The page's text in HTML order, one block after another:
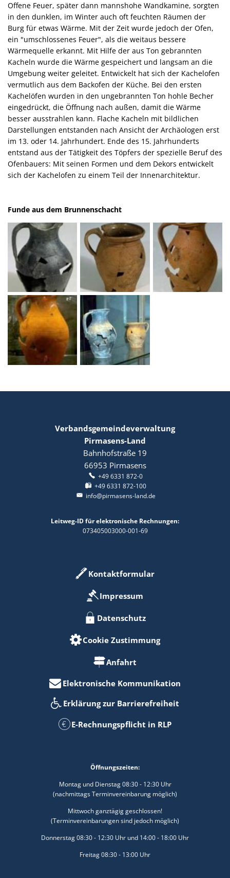
Offene Feuer, später dann mannshohe Wandkamine, sorgten
in den dunklen, im Winter auch oft feuchten Räumen der
Burg für etwas Wärme. Mit der Zeit wurde jedoch der Ofen,
ein "umschlossenes Feuer", als die weitaus bessere
Wärmequelle erkannt. Mit Hilfe der aus Ton gebrannten
Kacheln wurde die Wärme gespeichert und langsam an die
Umgebung weiter geleitet. Entwickelt hat sich der Kachelofen
vermutlich aus dem Backofen der Küche. Bei den ersten
Kachelöfen wurden in den ungebrannten Ton hohle Becher
eingedrückt, die Öffnung nach außen, damit die Wärme
besser ausstrahlen kann. Flache Kacheln mit bildlichen
Darstellungen entstanden nach Ansicht der Archäologen erst
im 13. oder 14. Jahrhundert. Ende des 15. Jahrhunderts
entstand aus der Tätigkeit des Töpfers der spezielle Beruf des
Ofenbauers: Mit seinen Formen und dem Dekors entwickelt
sich der Kachelofen zu einem Teil der Innenarchitektur.
Funde aus dem Brunnenschacht
Verbandsgemeindeverwaltung
Pirmasens-Land
Bahnhofstraße 19
66953 Pirmasens
+49 6331 872-0
+49 6331 872-100
info@pirmasens-land.de
Leitweg-ID für elektronische Rechnungen:
073405003000-001-69
Kontaktformular
Impressum
Datenschutz
Cookie Zustimmung
Anfahrt
Elektronische Kommunikation
Erklärung zur Barrierefreiheit
E-Rechnungspflicht in RLP
Öffnungszeiten:
Montag und Dienstag 08:30 - 12:30 Uhr
(nachmittags Terminvereinbarung möglich)
Mittwoch ganztägig geschlossen!
(Terminvereinbarungen sind jedoch möglich)
Donnerstag 08:30 - 12:30 Uhr und 14:00 - 18:00 Uhr
Freitag 08:30 - 13:00 Uhr